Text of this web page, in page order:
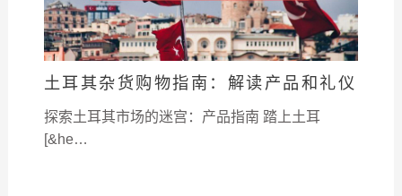
土耳其杂货购物指南：解读产品和礼仪
探索土耳其市场的迷宫：产品指南 踏上土耳
[&he…